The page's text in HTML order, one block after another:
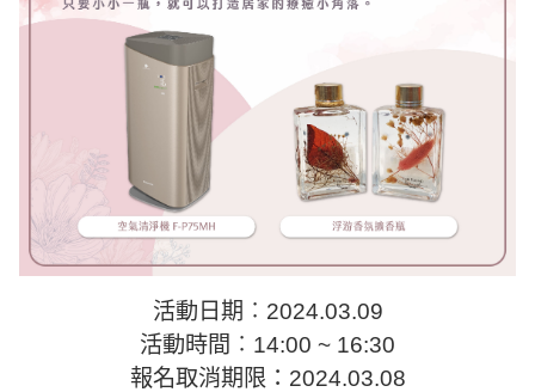
活動日期︰2024.03.09
活動時間︰14:00 ~ 16:30
報名取消期限：2024.03.08